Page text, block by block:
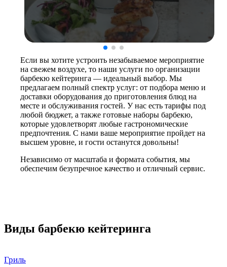
Если вы хотите устроить незабываемое мероприятие
на свежем воздухе, то наши услуги по организации
барбекю кейтеринга — идеальный выбор. Мы
предлагаем полный спектр услуг: от подбора меню и
доставки оборудования до приготовления блюд на
месте и обслуживания гостей. У нас есть тарифы под
любой бюджет, а также готовые наборы барбекю,
которые удовлетворят любые гастрономические
предпочтения. С нами ваше мероприятие пройдет на
высшем уровне, и гости останутся довольны!
Независимо от масштаба и формата события, мы
обеспечим безупречное качество и отличный сервис.
Виды барбекю кейтеринга
Гриль